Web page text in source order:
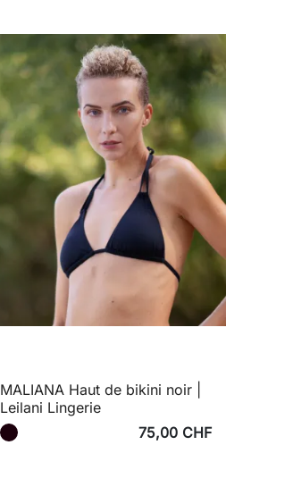
MALIANA Haut de bikini noir |
Leilani Lingerie
75,00 CHF